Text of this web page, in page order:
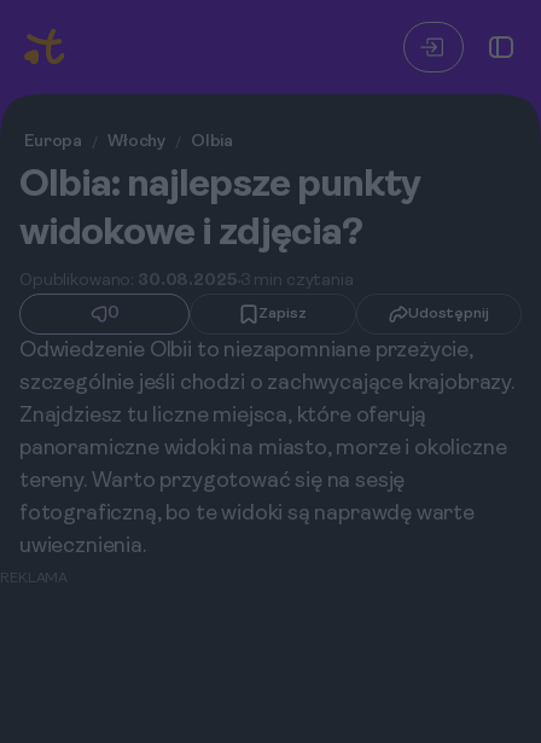
Europa / Włochy / Olbia
Olbia: najlepsze punkty
widokowe i zdjęcia?
Opublikowano: 30.08.2025 3 min czytania
0
Zapisz Udostępnij
Odwiedzenie Olbii to niezapomniane przeżycie,
szczególnie jeśli chodzi o zachwycające krajobrazy.
Znajdziesz tu liczne miejsca, które oferują
panoramiczne widoki na miasto, morze i okoliczne
tereny. Warto przygotować się na sesję
fotograficzną, bo te widoki są naprawdę warte
uwiecznienia.
REKLAMA